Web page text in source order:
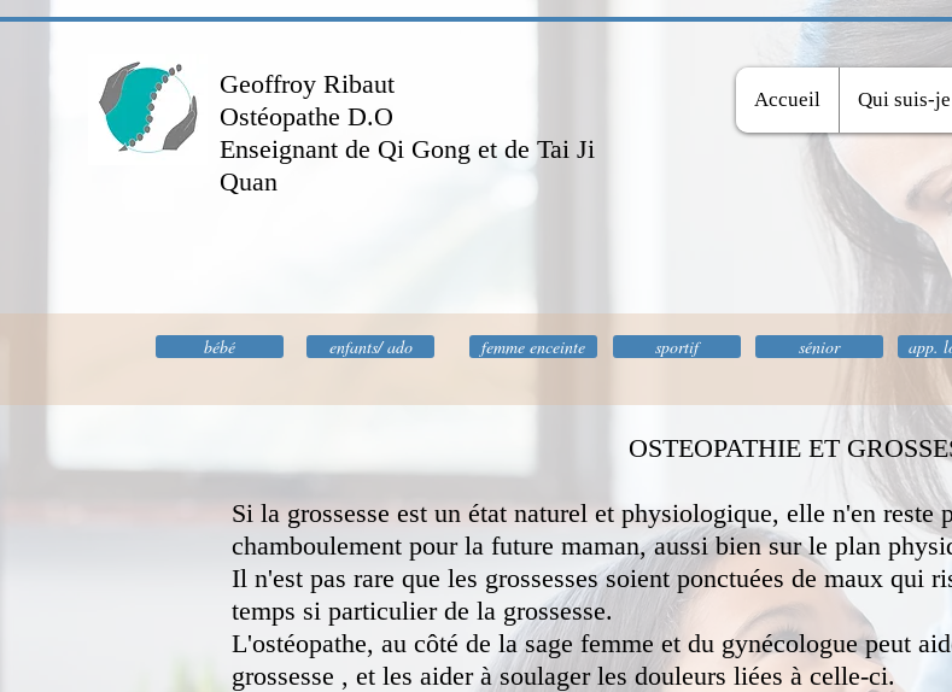
Geoffroy Ribaut
Ostéopathe D.O
Enseignant de Qi Gong et de Tai Ji
Quan
Accueil Qui suis-je
OSTEOPATHIE ET
Si la grossesse est un état naturel et physiologique, elle n'en reste
chamboulement pour la future maman, aussi bien sur le plan
Il n'est pas rare que les grossesses soient ponctuées de maux qui
temps si particulier de la grossesse.
L'ostéopathe, au côté de la sage femme et du gynécologue peut
grossesse , et les aider à soulager les douleurs liées à celle-ci.
bébé enfants/ ado femme enceinte sportif sénior app.